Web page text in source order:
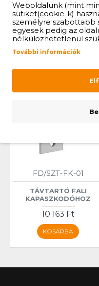
KOSÁRBA
FD/SZT-FK-01
TÁVTARTÓ FALI
KAPASZKODÓHOZ
10 163 Ft
KOSÁRBA
Weboldalunk (mint
sütiket(cookie-k)
személyre szabottabb
egyesek pedig az
nélkülözhetetlenül
További információk